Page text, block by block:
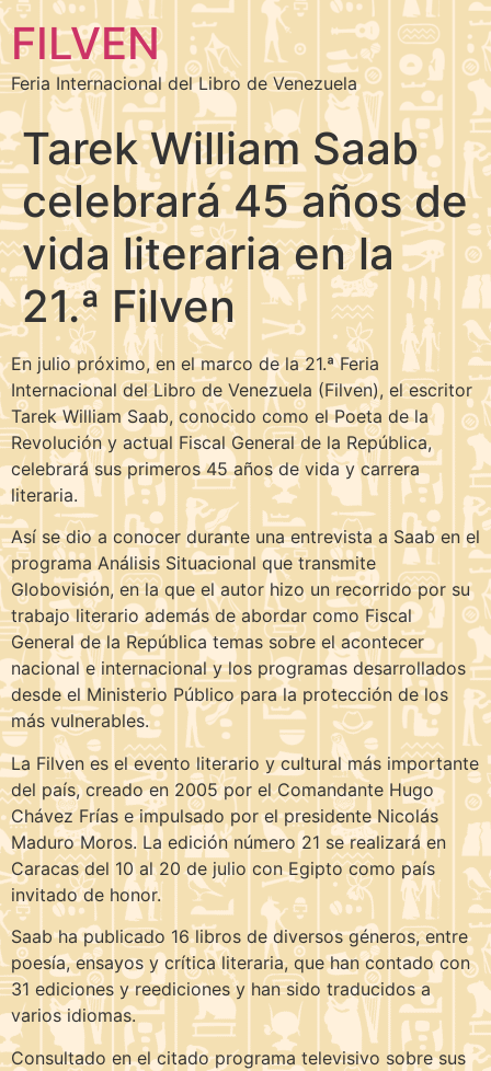
FILVEN
Feria Internacional del Libro de Venezuela
Tarek William Saab
celebrará 45 años de
vida literaria en la
21.ª Filven
En julio próximo, en el marco de la 21.ª Feria
Internacional del Libro de Venezuela (Filven), el escritor
Tarek William Saab, conocido como el Poeta de la
Revolución y actual Fiscal General de la República,
celebrará sus primeros 45 años de vida y carrera
literaria.
Así se dio a conocer durante una entrevista a Saab en el
programa Análisis Situacional que transmite
Globovisión, en la que el autor hizo un recorrido por su
trabajo literario además de abordar como Fiscal
General de la República temas sobre el acontecer
nacional e internacional y los programas desarrollados
desde el Ministerio Público para la protección de los
más vulnerables.
La Filven es el evento literario y cultural más importante
del país, creado en 2005 por el Comandante Hugo
Chávez Frías e impulsado por el presidente Nicolás
Maduro Moros. La edición número 21 se realizará en
Caracas del 10 al 20 de julio con Egipto como país
invitado de honor.
Saab ha publicado 16 libros de diversos géneros, entre
poesía, ensayos y crítica literaria, que han contado con
31 ediciones y reediciones y han sido traducidos a
varios idiomas.
Consultado en el citado programa televisivo sobre sus